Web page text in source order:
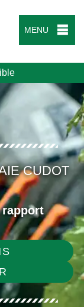
MENU
CUDOT